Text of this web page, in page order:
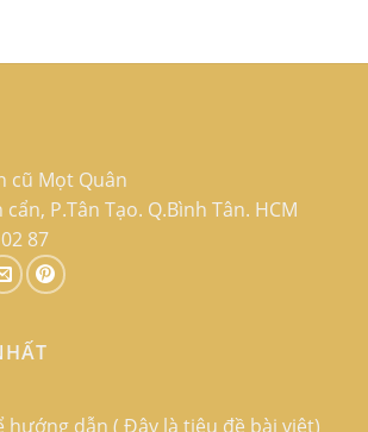
cũ Mọt Quân
P.Tân Tạo. Q.Bình Tân. HCM
87
hướng dẫn ( Đây là tiêu đề bài viêt)